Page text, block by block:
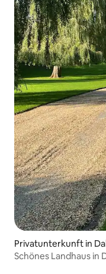
Privatunterkunft in
Schönes Landhaus in